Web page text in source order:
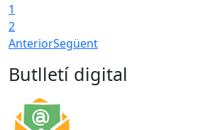
1
2
AnteriorSegüent
Butlletí digital